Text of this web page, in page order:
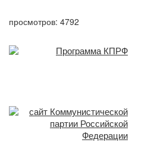
просмотров: 4792